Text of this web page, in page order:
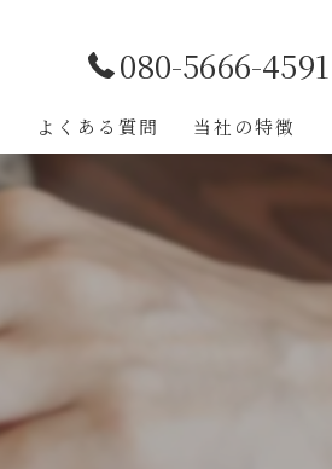
080-5666-4591
よくある質問 当社の特徴
人材育成